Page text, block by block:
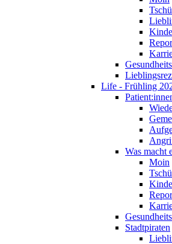
Life - Frühling
Was macht
Moin
Stadtpiraten